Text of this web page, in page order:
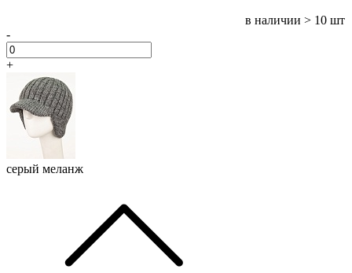
в наличии > 10 шт
-
+
серый меланж